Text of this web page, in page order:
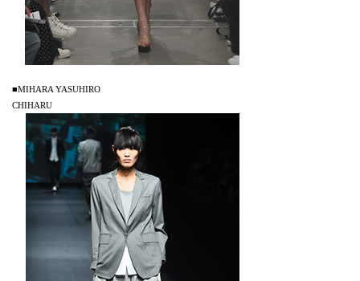
■MIHARA YASUHIRO
CHIHARU